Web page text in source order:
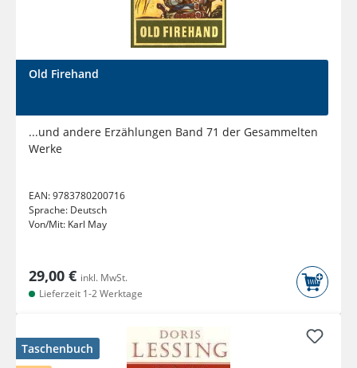
Old Firehand
...und andere Erzählungen Band 71 der Gesammelten
Werke
EAN:9783780200716
Sprache: Deutsch
Von/Mit: Karl May
29,00 € inkl. MwSt.
Lieferzeit 1-2 Werktage
Taschenbuch